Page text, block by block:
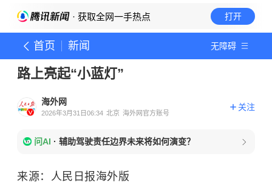
· 获取全网一手热点 打开
首页 新闻 无障碍
路上亮起“小蓝灯”
海外网
2026年3月31日06:34 北京 海外网官方账号
关注
问AI · 辅助驾驶责任边界未来将如何演变？
来源：人民日报海外版